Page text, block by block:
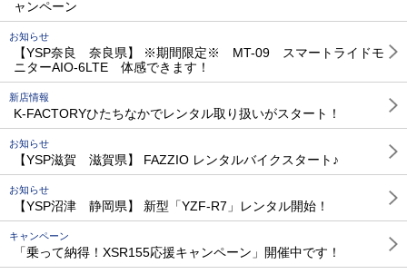
ャンペーン
お知らせ
【YSP奈良 奈良県】 ※期間限定※ MT-09 スマートライドモ
ニターAIO-6LTE 体感できます！
新店情報
K-FACTORYひたちなかでレンタル取り扱いがスタート！
お知らせ
【YSP滋賀 滋賀県】 FAZZIO レンタルバイクスタート♪
お知らせ
【YSP沼津 静岡県】 新型「YZF-R7」レンタル開始！
キャンペーン
「乗って納得！XSR155応援キャンペーン」開催中です！